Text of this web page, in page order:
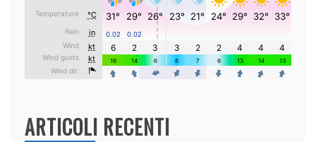
ARTICOLI RECENTI